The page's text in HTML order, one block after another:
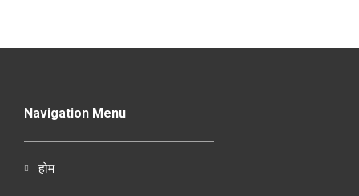
Navigation Menu
होम